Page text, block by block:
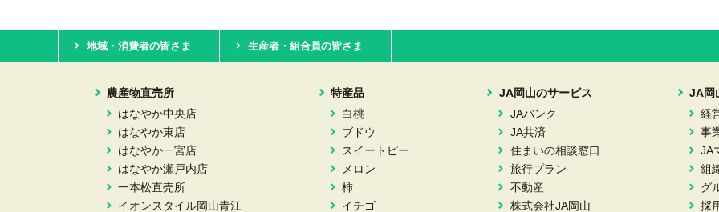
地域・消費者の皆さま 生産者・組合員の皆さま
農産物直売所
はなやか中央店
はなやか東店
はなやか一宮店
はなやか瀬戸内店
一本松直売所
イオンスタイル岡山青江
特産品
白桃
ブドウ
スイートピー
メロン
柿
イチゴ
JA岡山のサービス
JAバンク
JA共済
住まいの相談窓口
旅行プラン
不動産
株式会社JA岡山
JA岡
経
事
JA
組
グ
採